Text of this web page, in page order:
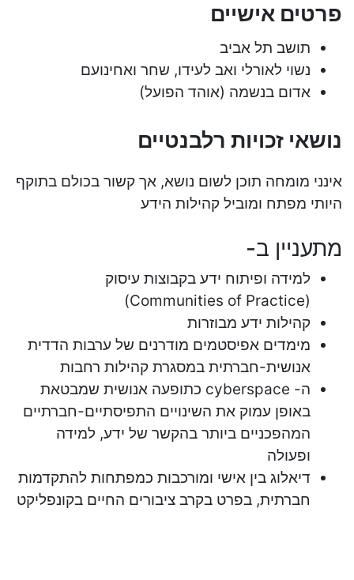
פרטים אישיים
תושב תל אביב
נשוי לאורלי ואב לעידו, שחר ואחינועם
אדום בנשמה (אוהד הפועל)
נושאי זכויות רלבנטיים
אינני מומחה תוכן לשום נושא, אך קשור בכולם בתוקף
היותי מפתח ומוביל קהילות הידע
מתעניין ב-
למידה ופיתוח ידע בקבוצות עיסוק
(Communities of Practice)
קהילות ידע מבוזרות
מימדים אפיסטמים מודרנים של ערבות הדדית
אנושית-חברתית במסגרת קהילות רחבות
ה- cyberspace כתופעה אנושית שמבטאת
באופן עמוק את השינויים התפיסתיים-חברתיים
המהפכניים ביותר בהקשר של ידע, למידה
ופעולה
דיאלוג בין אישי ומורכבות כמפתחות להתקדמות
חברתית, בפרט בקרב ציבורים החיים בקונפליקט